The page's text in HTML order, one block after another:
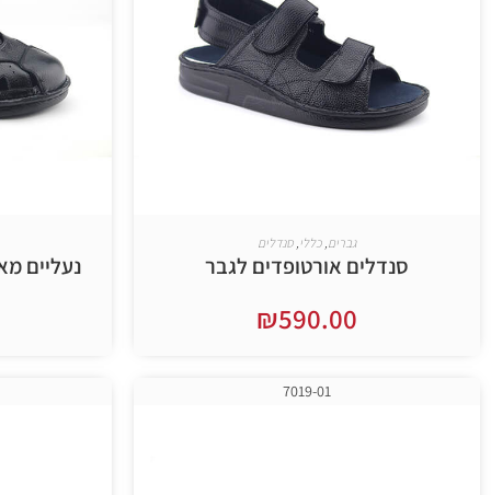
גברים כללי סנדלים
סנדלים אורטופדים לגבר
₪590.00
נעליים
7019-01